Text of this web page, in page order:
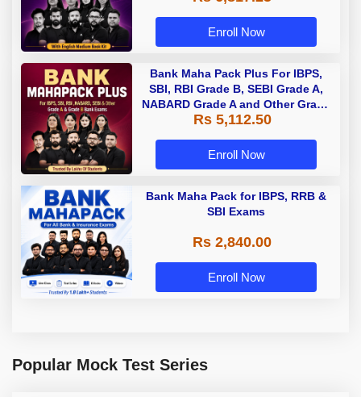
Enroll Now
Bank Maha Pack Plus For IBPS,
SBI, RBI Grade B, SEBI Grade A,
NABARD Grade A and Other Grade
A & Grade B Bank Exams
Rs 5,112.50
Enroll Now
Bank Maha Pack for IBPS, RRB &
SBI Exams
Rs 2,840.00
Enroll Now
Popular Mock Test Series